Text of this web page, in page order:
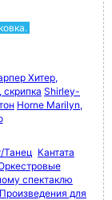
Хитер,
Shirley-
Horne Marilyn,
Танец Кантата
спектаклю
Произведения для